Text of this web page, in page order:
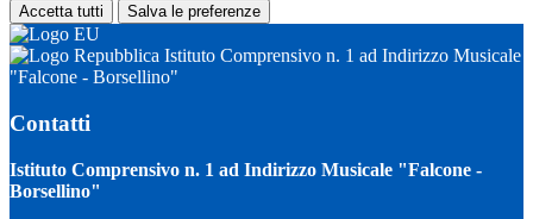
Accetta tutti Salva le preferenze
Istituto Comprensivo n. 1 ad Indirizzo Musicale
"Falcone - Borsellino"
Contatti
Istituto Comprensivo n. 1 ad Indirizzo Musicale "Falcone -
Borsellino"